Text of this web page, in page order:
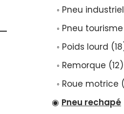
Pneu industriel
Pneu tourisme
Poids lourd 18
Remorque 12
Roue motrice
Pneu rechapé